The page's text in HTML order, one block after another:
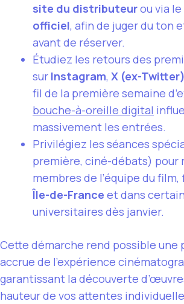
site du distributeurou via le
officiel, afin de juger du ton
avant de réserver.
Étudiez les retours des
sur Instagram, X (ex-Twitter)
fil de la première semaine
bouche-à-oreille digital
massivement les entrées.
Privilégiez les séances
première, ciné-débats) pour
membres de l’équipe du
Île-de-France et dans
universitaires dès janvier.
Cette démarche rend possible une
accrue de l’expérience
garantissant la découverte
hauteur de vos attentes